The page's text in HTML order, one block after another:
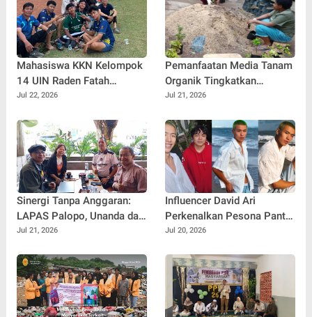
Mahasiswa KKN Kelompok
14 UIN Raden Fatah
Palembang Jalin
Warga Gunung Kemala
Lewat Sparing Sepak Bola
Jul 22, 2026
Pemanfaatan Media Tanam
Organik Tingkatkan
Keterampilan Masyarakat
Hias
Jul 21, 2026
Sinergi Tanpa Anggaran:
LAPAS Palopo, Unanda dan
LSM Wanua Lestari. Inisiasi
Jul 21, 2026
Influencer David Ari
Perkenalkan Pesona Pantai
Nelayan Canggu Lewat
Ternama China Yenan Yutio
Jul 20, 2026